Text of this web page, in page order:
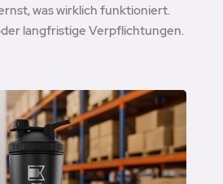
was wirklich funktioniert.
langfristige Verpflichtungen.